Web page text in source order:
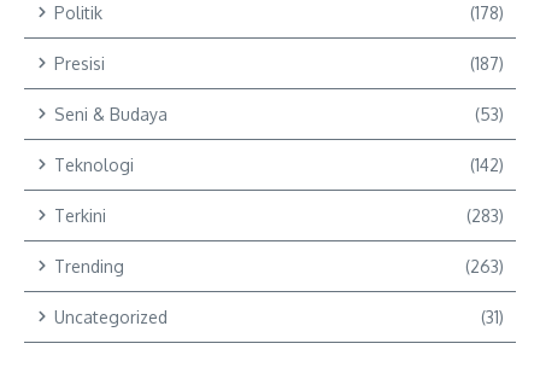
Politik (178)
Presisi (187)
Seni & Budaya (53)
Teknologi (142)
Terkini (283)
Trending (263)
Uncategorized (31)